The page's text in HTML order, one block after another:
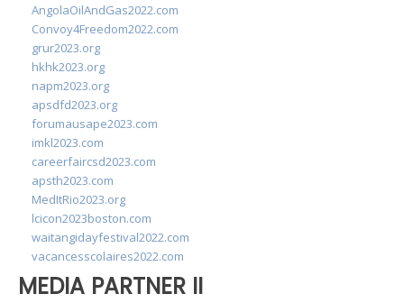
AngolaOilAndGas2022.com
Convoy4Freedom2022.com
grur2023.org
hkhk2023.org
napm2023.org
apsdfd2023.org
forumausape2023.com
imkl2023.com
careerfaircsd2023.com
apsth2023.com
MedItRio2023.org
lcicon2023boston.com
waitangidayfestival2022.com
vacancesscolaires2022.com
MEDIA PARTNER II